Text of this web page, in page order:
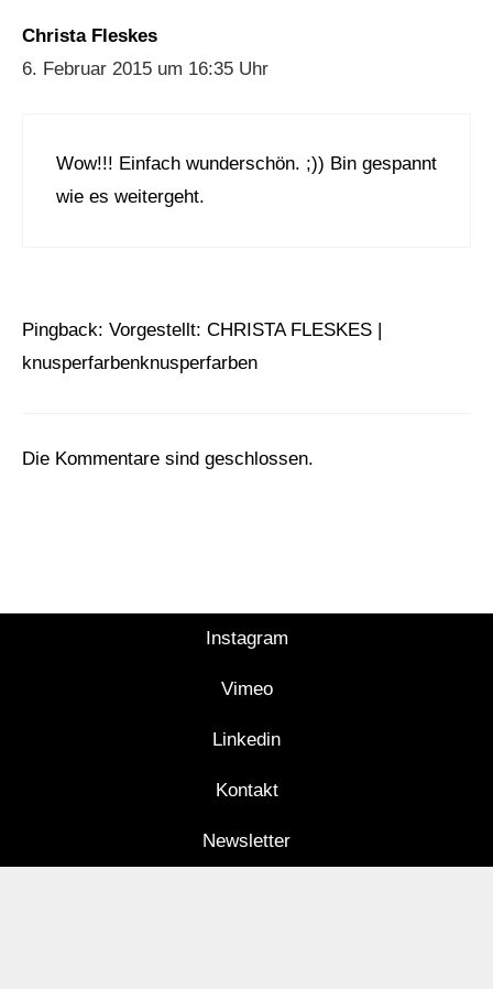
Christa Fleskes
6. Februar 2015 um 16:35 Uhr
Wow!!! Einfach wunderschön. ;)) Bin gespannt
wie es weitergeht.
Pingback: Vorgestellt: CHRISTA FLESKES |
knusperfarbenknusperfarben
Die Kommentare sind geschlossen.
Instagram
Vimeo
Linkedin
Kontakt
Newsletter